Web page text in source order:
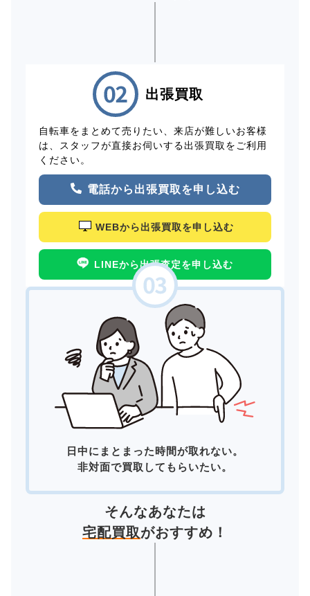
出張買取
自転車をまとめて売りたい、来店が難しいお客様
は、スタッフが直接お伺いする出張買取をご利用
ください。
電話から出張買取を申し込む
WEBから出張買取を申し込む
LINEから出張査定を申し込む
日中にまとまった時間が取れない。
非対面で買取してもらいたい。
そんなあなたは
宅配買取がおすすめ！